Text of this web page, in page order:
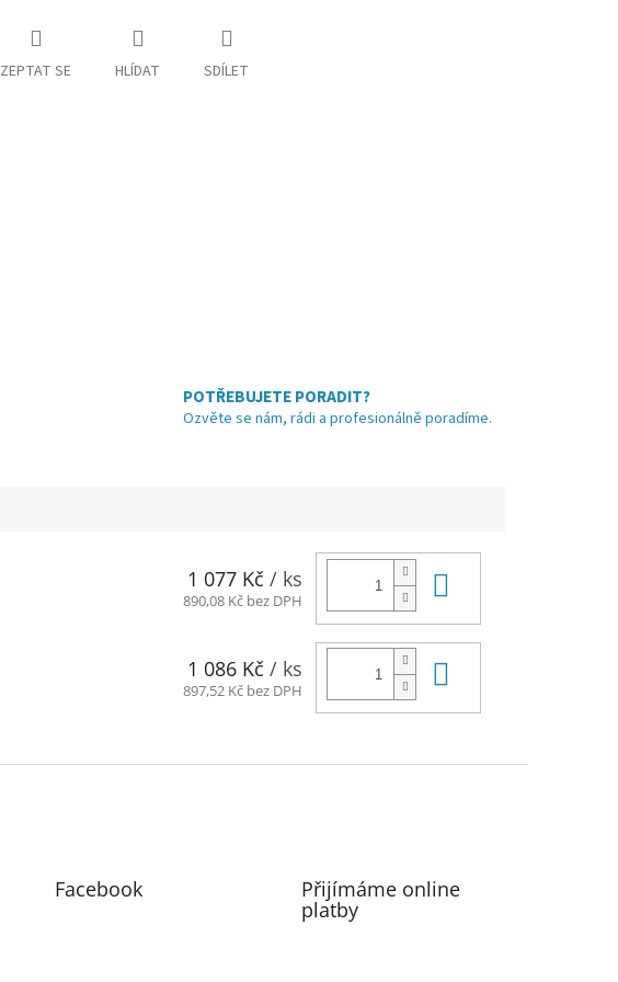
ZEPTAT SE HLÍDAT SDÍLET
POTŘEBUJETE PORADIT?
Ozvěte se nám, rádi a profesionálně poradíme.
1 077 Kč / ks
890,08 Kč bez DPH
1 086 Kč / ks
897,52 Kč bez DPH
Facebook Přijímáme online
platby